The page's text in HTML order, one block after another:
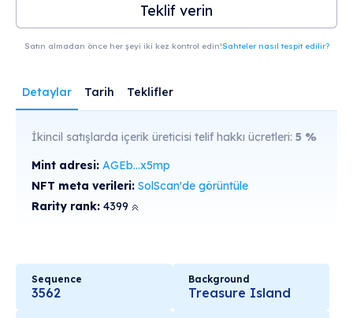
Teklif verin
Satın almadan önce her şeyi iki kez kontrol edin!Sahteler nasıl tespit edilir?
Detaylar Tarih Teklifler
İkincil satışlarda içerik üreticisi telif hakkı ücretleri: 5 %
Mint adresi: AGEb...x5mp
NFT meta verileri: SolScan'de görüntüle
Rarity rank: 4399
Sequence
3562
Background
Treasure Island